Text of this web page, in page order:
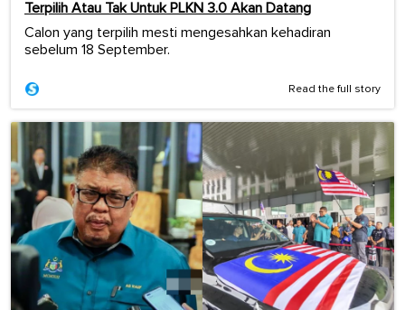
Terpilih Atau Tak Untuk PLKN 3.0 Akan Datang
Calon yang terpilih mesti mengesahkan kehadiran
sebelum 18 September.
Read the full story